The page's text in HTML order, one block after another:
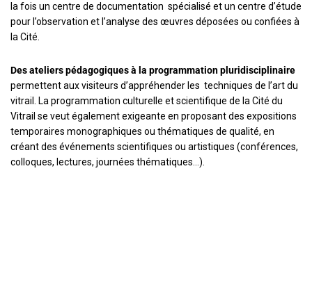
la fois un centre de documentation spécialisé et un centre d’étude
pour l’observation et l’analyse des œuvres déposées ou confiées à
la Cité.
Des ateliers pédagogiques à la programmation pluridisciplinaire
permettent aux visiteurs d’appréhender les techniques de l’art du
vitrail. La programmation culturelle et scientifique de la Cité du
Vitrail se veut également exigeante en proposant des expositions
temporaires monographiques ou thématiques de qualité, en
créant des événements scientifiques ou artistiques (conférences,
colloques, lectures, journées thématiques…).